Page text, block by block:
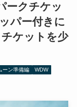
ークチケッ
パー付きに
ケットを少
ーン準備編 WDW